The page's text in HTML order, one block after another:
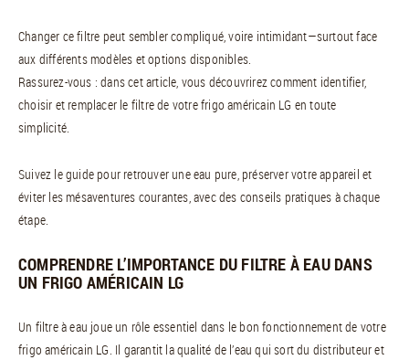
Changer ce filtre peut sembler compliqué, voire intimidant—surtout face
aux différents modèles et options disponibles.
Rassurez-vous : dans cet article, vous découvrirez comment identifier,
choisir et remplacer le filtre de votre frigo américain LG en toute
simplicité.
Suivez le guide pour retrouver une eau pure, préserver votre appareil et
éviter les mésaventures courantes, avec des conseils pratiques à chaque
étape.
COMPRENDRE L’IMPORTANCE DU FILTRE À EAU DANS
UN FRIGO AMÉRICAIN LG
Un filtre à eau joue un rôle essentiel dans le bon fonctionnement de votre
frigo américain LG. Il garantit la qualité de l’eau qui sort du distributeur et